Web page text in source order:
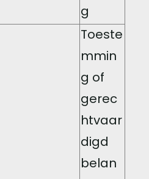
g
Toeste
mmin
g of
gerec
htvaar
digd
belan